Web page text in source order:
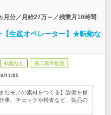
月分／月給27万～／残業月10時間
【生産オペレーター】★転勤な
転勤なし 第二新卒歓迎
11/05
なモノの素材をつくる】設備を操
事。チェックや検査など、製品の